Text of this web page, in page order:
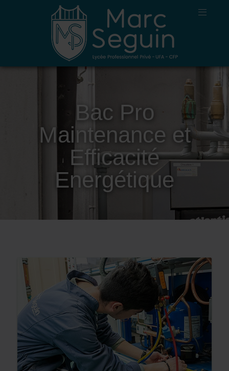
Bac Pro
Maintenance et
Efficacité
Energétique